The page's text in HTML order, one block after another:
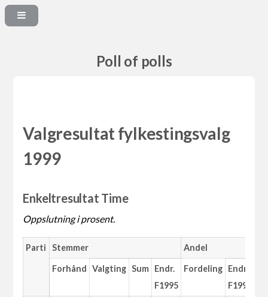
Poll of polls
Valgresultat fylkestingsvalg
1999
Enkeltresultat Time
Oppslutning i prosent.
Parti Stemmer Andel
Forhånd Valgting Sum Endr.
F1995
Fordeling Endr.
F1995